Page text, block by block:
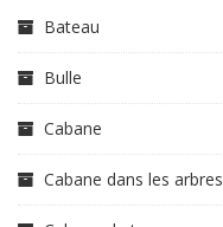
Bateau
Bulle
Cabane
Cabane dans les arbres